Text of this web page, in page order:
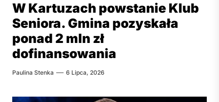
W Kartuzach powstanie Klub
Seniora. Gmina pozyskała
ponad 2 mln zł
dofinansowania
Paulina Stenka 6 Lipca, 2026